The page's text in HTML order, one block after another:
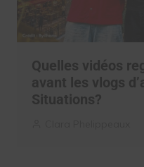
Quelles vidéos
avant les vlogs
Situations?